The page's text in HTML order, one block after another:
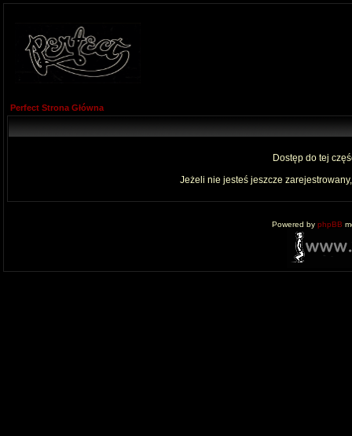
Perfect Strona Główna
Dostęp do tej
Jeżeli nie jesteś jeszcze
Powered by phpBB